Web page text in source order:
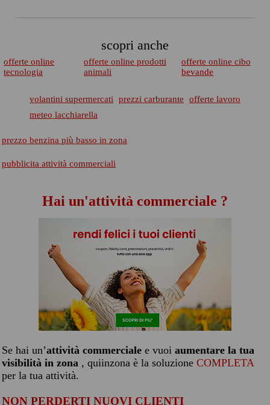
scopri anche
offerte online
tecnologia
offerte online prodotti
animali
offerte online cibo
bevande
volantini supermercati prezzi carburante
offerte lavoro
meteo lacchiarella
prezzo benzina più basso in zona
pubblicita attività commerciali
Hai un'attività commerciale ?
Se hai un’attività commerciale e vuoi aumentare la tua
visibilità in zona , quiinzona è la soluzione COMPLETA
per la tua attività.
NON PERDERTI NUOVI CLIENTI